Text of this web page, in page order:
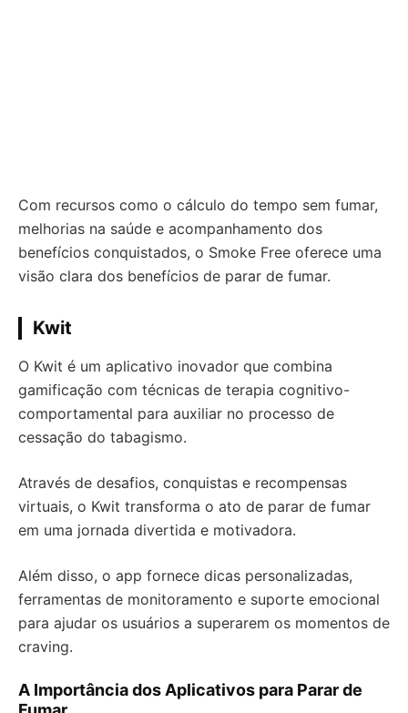
Com recursos como o cálculo do tempo sem fumar,
melhorias na saúde e acompanhamento dos
benefícios conquistados, o Smoke Free oferece uma
visão clara dos benefícios de parar de fumar.
Kwit
O Kwit é um aplicativo inovador que combina
gamificação com técnicas de terapia cognitivo-
comportamental para auxiliar no processo de
cessação do tabagismo.
Através de desafios, conquistas e recompensas
virtuais, o Kwit transforma o ato de parar de fumar
em uma jornada divertida e motivadora.
Além disso, o app fornece dicas personalizadas,
ferramentas de monitoramento e suporte emocional
para ajudar os usuários a superarem os momentos de
craving.
A Importância dos Aplicativos para Parar de